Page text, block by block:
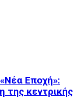
Εποχή»:
της κεντρικής